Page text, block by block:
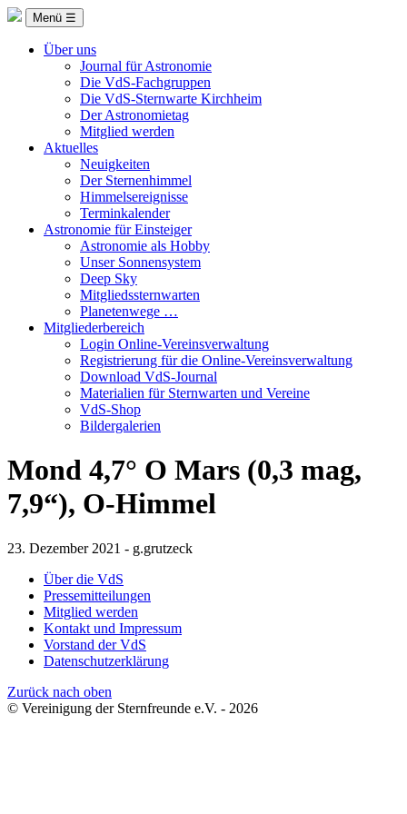
Menü ☰
Über uns
Journal für Astronomie
Die VdS-Fachgruppen
Die VdS-Sternwarte Kirchheim
Der Astronomietag
Mitglied werden
Aktuelles
Neuigkeiten
Der Sternenhimmel
Himmelsereignisse
Terminkalender
Astronomie für Einsteiger
Astronomie als Hobby
Unser Sonnensystem
Deep Sky
Mitgliedssternwarten
Planetenwege …
Mitgliederbereich
Login Online-Vereinsverwaltung
Registrierung für die Online-Vereinsverwaltung
Download VdS-Journal
Materialien für Sternwarten und Vereine
VdS-Shop
Bildergalerien
Mond 4,7° O Mars (0,3 mag,
7,9“), O-Himmel
23. Dezember 2021 - g.grutzeck
Über die VdS
Pressemitteilungen
Mitglied werden
Kontakt und Impressum
Vorstand der VdS
Datenschutzerklärung
Zurück nach oben
© Vereinigung der Sternfreunde e.V. - 2026